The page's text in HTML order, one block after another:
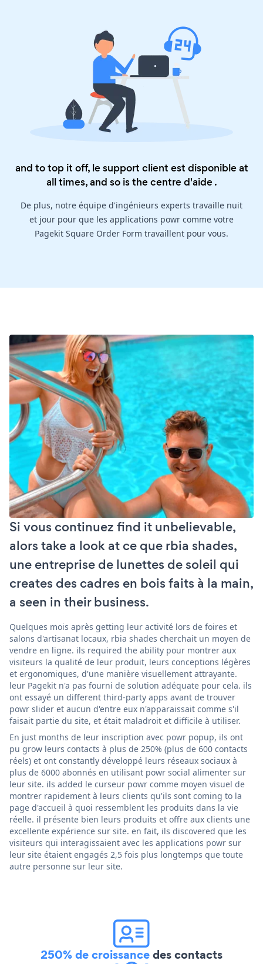
and to top it off, le support client est disponible at
all times, and so is thecentre d'aide.
De plus, notre équipe d'ingénieurs experts travaille nuit
et jour pour que les applications powr comme votre
Pagekit Square Order Form travaillent pour vous.
Si vous continuez find it unbelievable,
alors take a look at ce que rbia shades,
une entreprise de lunettes de soleil qui
creates des cadres en bois faits à la main,
a seen in their business.
Quelques mois après getting leur activité lors de foires et
salons d'artisanat locaux, rbia shades cherchait un moyen de
vendre en ligne. ils required the ability pour montrer aux
visiteurs la qualité de leur produit, leurs conceptions légères
et ergonomiques, d'une manière visuellement attrayante.
leur Pagekit n'a pas fourni de solution adéquate pour cela. ils
ont essayé un different third-party apps avant de trouver
powr slider et aucun d'entre eux n'apparaissait comme s'il
faisait partie du site, et était maladroit et difficile à utiliser.
En just months de leur inscription avec powr popup, ils ont
pu grow leurs contacts à plus de 250% (plus de 600 contacts
réels) et ont constantly développé leurs réseaux sociaux à
plus de 6000 abonnés en utilisant powr social alimenter sur
leur site. ils added le curseur powr comme moyen visuel de
montrer rapidement à leurs clients qu'ils sont coming to la
page d'accueil à quoi ressemblent les produits dans la vie
réelle. il présente bien leurs produits et offre aux clients une
excellente expérience sur site. en fait, ils discovered que les
visiteurs qui interagissaient avec les applications powr sur
leur site étaient engagés 2,5 fois plus longtemps que toute
autre personne sur leur site.
250% de croissancedes contacts